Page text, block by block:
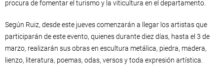
procura de fomentar el turismo y la viticultura en el departamento.
Según Ruiz, desde este jueves comenzarán a llegar los artistas que
participarán de este evento, quienes durante diez días, hasta el 3 de
marzo, realizarán sus obras en escultura metálica, piedra, madera,
lienzo, literatura, poemas, odas, versos y toda expresión artística.